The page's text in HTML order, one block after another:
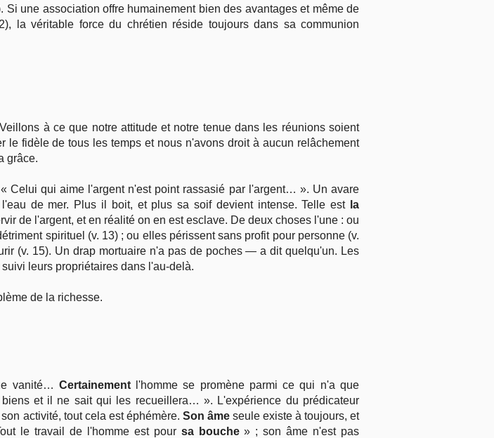
une association offre humainement bien des avantages et même de
la véritable force du chrétien réside toujours dans sa communion
à ce que notre attitude et notre tenue dans les réunions soient
le fidèle de tous les temps et nous n'avons droit à aucun relâchement
grâce.
Celui qui aime l'argent n'est point rassasié par l'argent… ». Un avare
de mer. Plus il boit, et plus sa soif devient intense. Telle est la
de l'argent, et en réalité on en est esclave. De deux choses l'une : ou
spirituel (v. 13) ; ou elles périssent sans profit pour personne (v.
(v. 15). Un drap mortuaire n'a pas de poches — a dit quelqu'un. Les
leurs propriétaires dans l'au-delà.
de la richesse.
vanité… Certainementl'homme se promène parmi ce qui n'a que
et il ne sait qui les recueillera… ». L'expérience du prédicateur
activité, tout cela est éphémère. Son âmeseule existe à toujours, et
le travail de l'homme est pour sa bouche» ; son âme n'est pas